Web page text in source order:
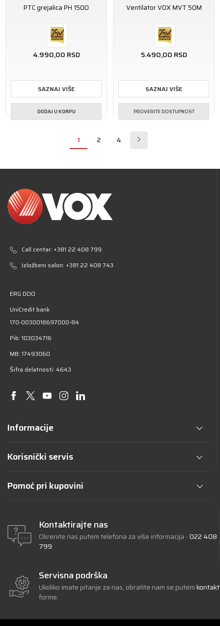
PTC grejalica PH 1500
4.990,00 RSD
SAZNAJ VIŠE
DODAJ U KORPU
Ventilator VOX MVT 50M
5.490,00 RSD
SAZNAJ VIŠE
PROVERITE DOSTUPNOST
1 2 4
Call centar: +381 22 408 799
Izložbeni salon: +381 22 408 743
ERG DOO
UniCredit bank
170-0030018697000-84
Pib: 103034716
MB: 17493060
Šifra delatnosti: 4643
Informacije
Korisnički servis
Pomoć pri kupovini
Kontaktirajte nas
Okrenite nas putem telefona za više informacija -022 408
799
Servisna podrška
Ukoliko imate pitanje za nas, obratite nam se putemkontakt
forme.